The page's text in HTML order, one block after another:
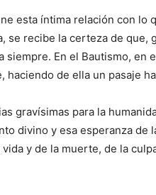
esta íntima relación con lo
se recibe la certeza de que,
siempre. En el Bautismo,
de ella un pasaje
gravísimas para la
divino y esa esperanza
y de la muerte, de la